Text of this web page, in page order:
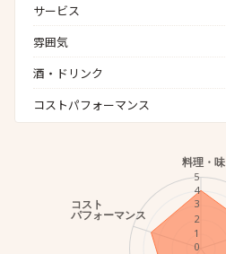
サービス
雰囲気
酒・ドリンク
コストパフォーマンス
0
1
2
3
4
5
料理・味
コスト
パフォーマンス